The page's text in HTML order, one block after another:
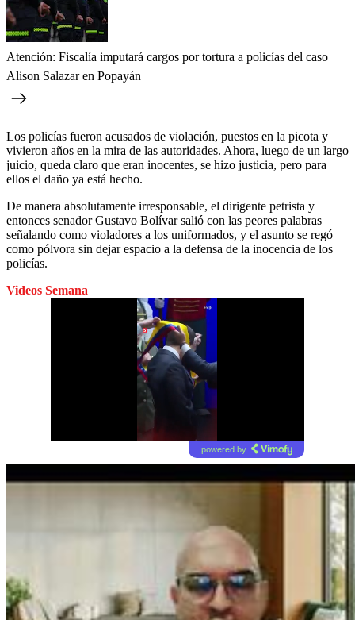
Atención: Fiscalía imputará cargos por tortura a policías del caso
Alison Salazar en Popayán
Los policías fueron acusados de violación, puestos en la picota y
vivieron años en la mira de las autoridades. Ahora, luego de un largo
juicio, queda claro que eran inocentes, se hizo justicia, pero para
ellos el daño ya está hecho.
De manera absolutamente irresponsable, el dirigente petrista y
entonces senador Gustavo Bolívar salió con las peores palabras
señalando como violadores a los uniformados, y el asunto se regó
como pólvora sin dejar espacio a la defensa de la inocencia de los
policías.
Videos Semana
powered by